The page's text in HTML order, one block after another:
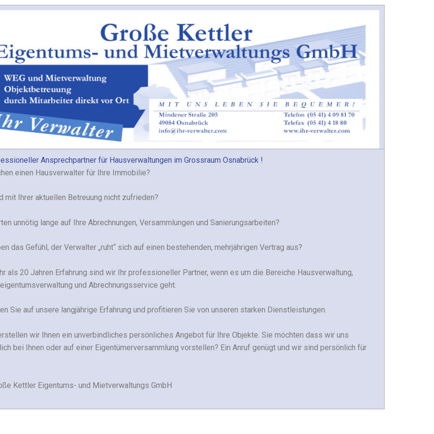
Ansprechpartner für Hausverwaltungen im Grossraum Osnabrück !
einen Hausverwalter für Ihre Immobilie?
mit Ihrer aktuellen Betreuung nicht zufrieden?
unnötig lange auf Ihre Abrechnungen, Versammlungen und Sanierungsarbeiten?
das Gefühl, der Verwalter „ruht“ sich auf einen bestehenden, mehrjährigen Vertrag aus?
als 20 Jahren Erfahrung sind wir Ihr professioneller Partner, wenn es um die Bereiche Hausverwaltung,
und Abrechnungsservice geht.
Sie auf unsere langjährige Erfahrung und profitieren Sie von unseren starken Dienstleistungen.
wir Ihnen ein unverbindliches persönliches Angebot für Ihre Objekte. Sie möchten dass wir uns
bei Ihnen oder auf einer Eigentümerversammlung vorstellen? Ein Anruf genügt und wir sind persönlich für
Kettler Eigentums- und Mietverwaltungs GmbH